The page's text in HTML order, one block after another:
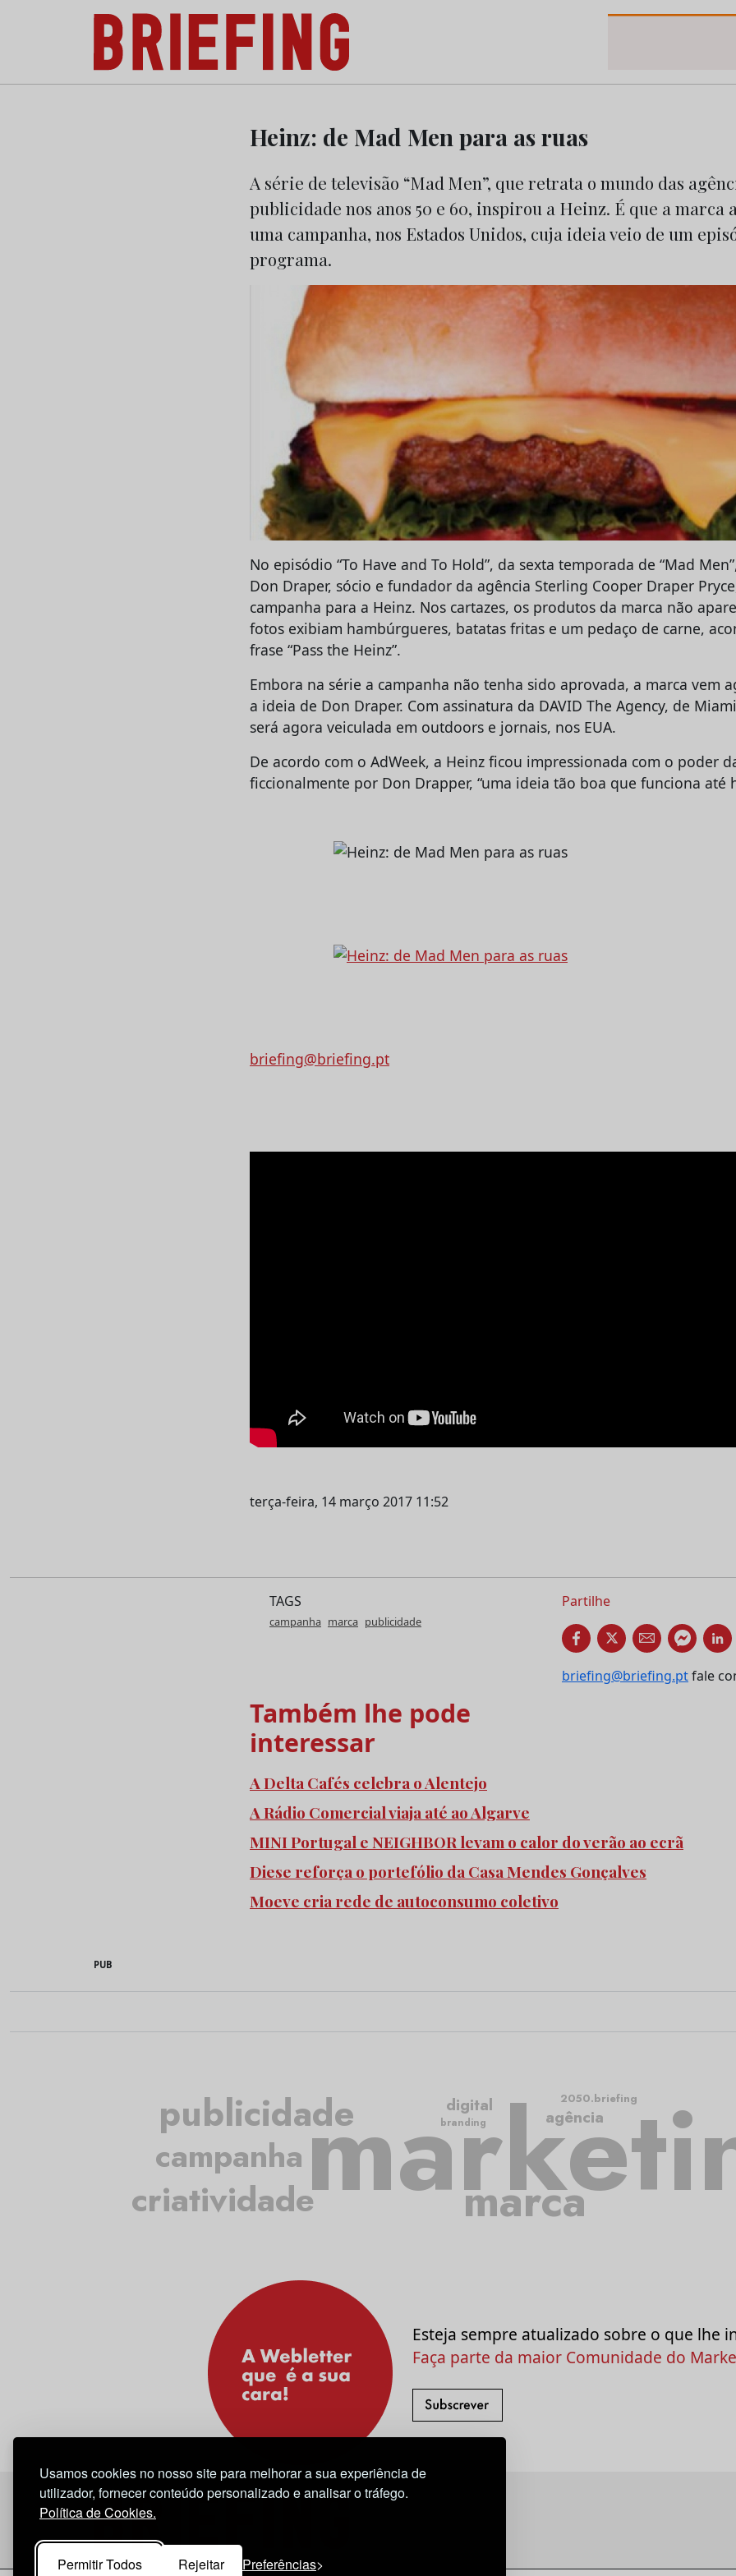
Usamos cookies no nosso site para melhorar a sua experiência de
utilizador, fornecer conteúdo personalizado e analisar o tráfego.
Política de Cookies.
Permitir Todos Rejeitar Preferências
Briefing: Todas as notícias sobre os negócios do Marketing e da Publicidade
Heinz: de Mad Men para as ruas
A série de televisão “Mad Men”, que retrata o mundo das
publicidade nos anos 50 e 60, inspirou a Heinz. É que a marca
uma campanha, nos Estados Unidos, cuja ideia veio de um
programa.
No episódio “To Have and To Hold”, da sexta temporada de “Mad
Don Draper, sócio e fundador da agência Sterling Cooper Draper
campanha para a Heinz. Nos cartazes, os produtos da marca não
fotos exibiam hambúrgueres, batatas fritas e um pedaço de carne,
frase “Pass the Heinz”.
Embora na série a campanha não tenha sido aprovada, a marca vem
a ideia de Don Draper. Com assinatura da DAVID The Agency, de
será agora veiculada em outdoors e jornais, nos EUA.
De acordo com o AdWeek, a Heinz ficou impressionada com o poder
ficcionalmente por Don Drapper, “uma ideia tão boa que funciona até
briefing@briefing.pt
terça-feira, 14 março 2017 11:52
TAGS
campanha marca publicidade
Partilhe
briefing@briefing.ptfale
Também lhe pode
interessar
A Delta Cafés celebra o Alentejo
A Rádio Comercial viaja até ao Algarve
MINI Portugal e NEIGHBOR levam o calor do verão ao ecrã
Diese reforça o portefólio da Casa Mendes Gonçalves
Moeve cria rede de autoconsumo coletivo
PUB
publicidade
marca
criatividade
campanha
agência
digital 2050.briefing
branding
Esteja sempre atualizado sobre o que lhe
Faça parte da maior Comunidade do